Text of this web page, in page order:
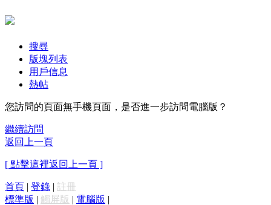
搜尋
版塊列表
用戶信息
熱帖
您訪問的頁面無手機頁面，是否進一步訪問電腦版？
繼續訪問
返回上一頁
[ 點擊這裡返回上一頁 ]
首頁 | 登錄 | 註冊
標準版 | 觸屏版 | 電腦版 |